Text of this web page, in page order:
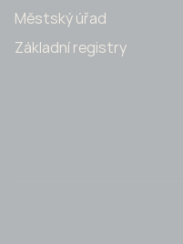
Městský úřad
Základní registry